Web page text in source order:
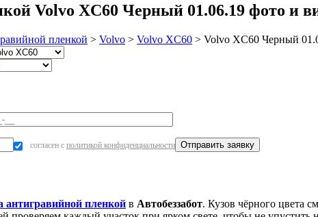
Volvo XC60 Черный 01.06.19 фото и
пленкой > Volvo > Volvo XC60 > Volvo XC60 Черный
согласен с политикой конфиденциальности
антигравийной пленкой в Автобеззабот. Кузов чёрного цвета